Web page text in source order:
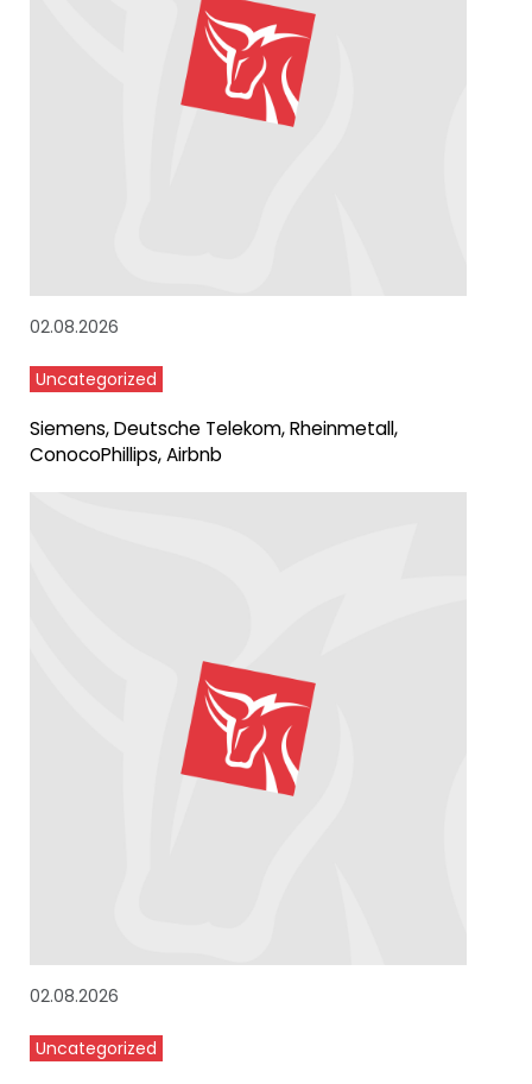
02.08.2026
Uncategorized
Siemens, Deutsche Telekom, Rheinmetall,
ConocoPhillips, Airbnb
02.08.2026
Uncategorized